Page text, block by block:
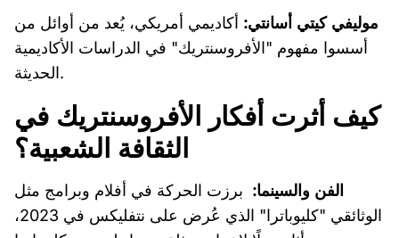
موليفي كيتي أسانتي: أكاديمي أمريكي، يُعد من أوائل من
أسسوا مفهوم "الأفروسنتريك" في الدراسات الأكاديمية
الحديثة.
كيف أثرت أفكار الأفروسنتريك في
الثقافة الشعبية؟
الفن والسينما: برزت الحركة في أفلام وبرامج مثل
الوثائقي "كليوباترا" الذي عُرض على نتفليكس في 2023،